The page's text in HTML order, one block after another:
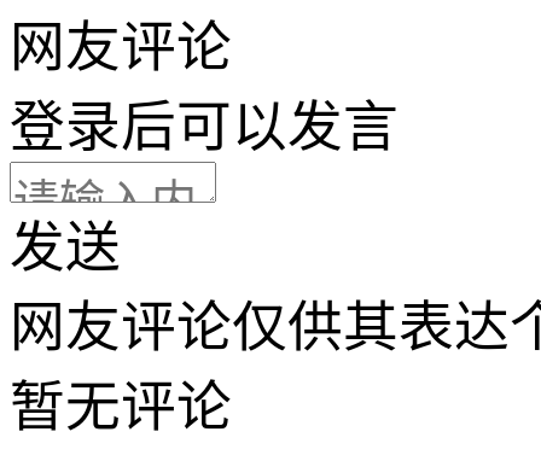
网友评论
登录后可以发言
发送
网友评论仅供其表达
暂无评论